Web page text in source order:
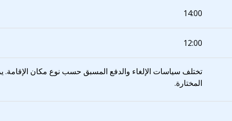
14:00
12:00
تختلف سياسات الإلغاء والدفع المسبق حسب نوع مكان الإقامة.
المختارة.